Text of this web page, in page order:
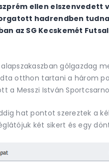
ellen
hadrendben
az SG Kecskemét
alapszakaszban gólgazdag
otthon tartani a három
a Messzi István
hat pontot szereztek a
két sikert és egy